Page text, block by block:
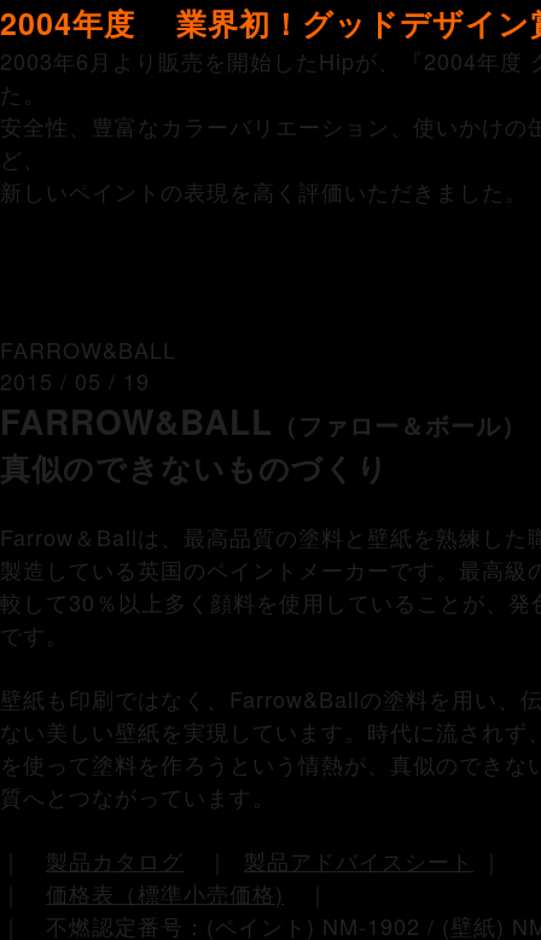
2004年度 業界初！グッドデザイン
2003年6月より販売を開始したHipが、『2004年度
た。
安全性、豊富なカラーバリエーション、使いかけ
ど、
新しいペイントの表現を高く評価いただきました。
FARROW&BALL
2015 / 05 / 19
FARROW&BALL （ファロー＆ボール）
真似のできないものづくり
Farrow＆Ballは、最高品質の塗料と壁紙を熟練した
製造している英国のペイントメーカーです。最高
較して30％以上多く顔料を使用していることが、
です。
壁紙も印刷ではなく、Farrow&Ballの塗料を用い、
ない美しい壁紙を実現しています。時代に流され
を使って塗料を作ろうという情熱が、真似のでき
質へとつながっています。
製品カタログ 製品アドバイスシート
価格表（標準小売価格)
｜ 不燃認定番号：(ペイント) NM-1902 / (壁紙)